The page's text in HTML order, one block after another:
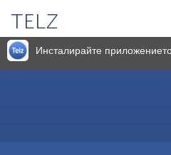
TELZ
Инсталирайте